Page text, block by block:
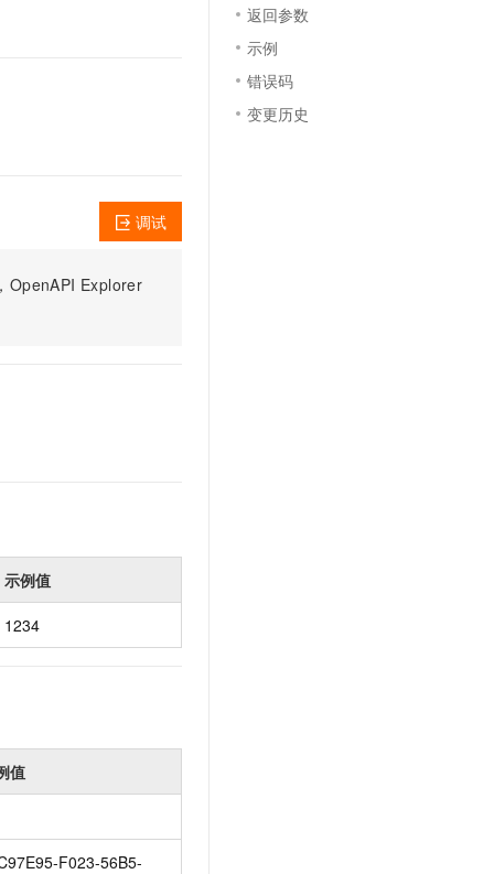
OpenAPI Explorer
调试
示例值
1234
值
F023-56B5-
返回参数
示例
错误码
变更历史